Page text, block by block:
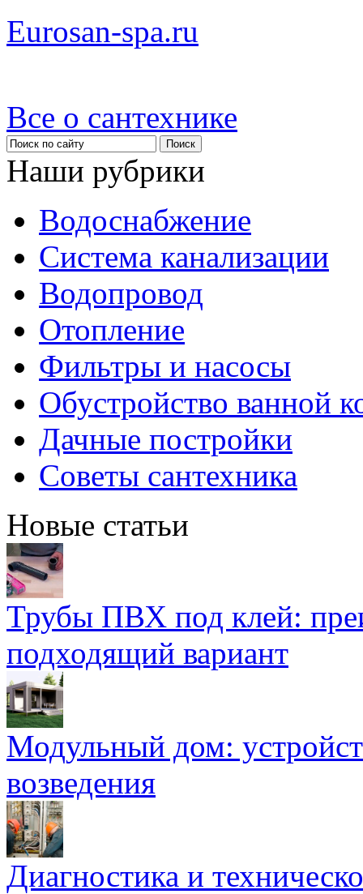
Eurosan-spa.ru
Все о сантехнике
Наши рубрики
Водоснабжение
Система канализации
Водопровод
Отопление
Фильтры и насосы
Обустройство ванной
Дачные постройки
Советы сантехника
Новые статьи
Трубы ПВХ под клей:
подходящий вариант
Модульный дом:
возведения
Диагностика и